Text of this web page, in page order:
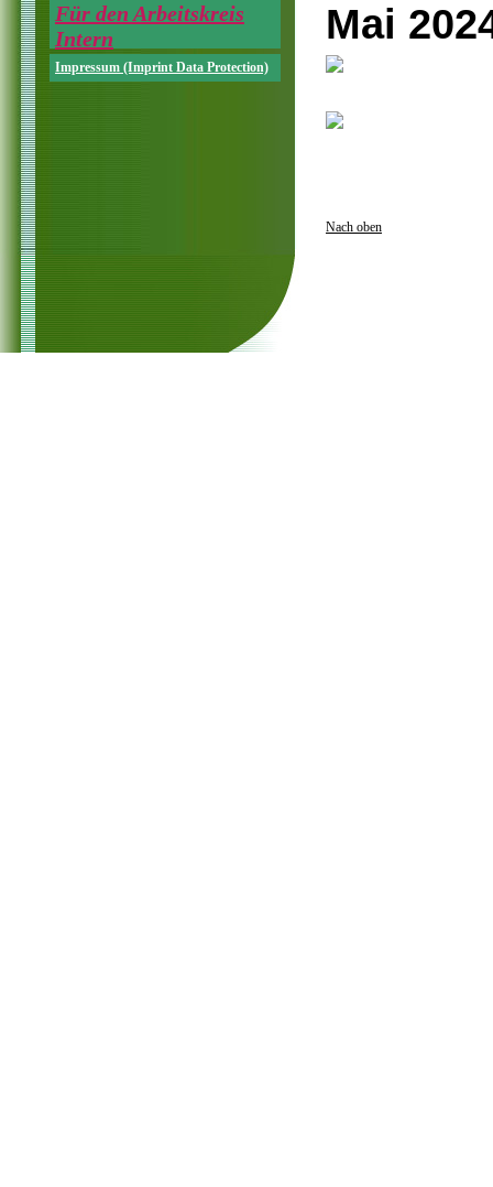
Für den Arbeitskreis
Intern
Impressum (Imprint Data Protection)
Mai
Nach oben